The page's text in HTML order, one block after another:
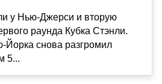
у Нью-Джерси и вторую
раунда Кубка Стэнли.
Йорка снова разгромил
5...